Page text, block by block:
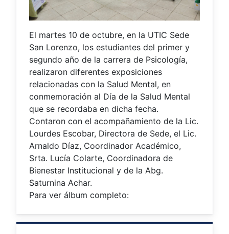
El martes 10 de octubre, en la UTIC Sede
San Lorenzo, los estudiantes del primer y
segundo año de la carrera de Psicología,
realizaron diferentes exposiciones
relacionadas con la Salud Mental, en
conmemoración al Día de la Salud Mental
que se recordaba en dicha fecha.
Contaron con el acompañamiento de la Lic.
Lourdes Escobar, Directora de Sede, el Lic.
Arnaldo Díaz, Coordinador Académico,
Srta. Lucía Colarte, Coordinadora de
Bienestar Institucional y de la Abg.
Saturnina Achar.
Para ver álbum completo: